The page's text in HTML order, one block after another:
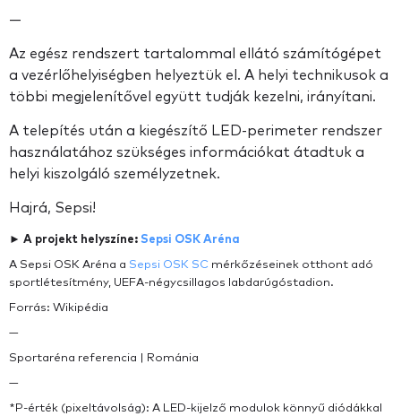
—
Az egész rendszert tartalommal ellátó számítógépet
a vezérlőhelyiségben helyeztük el. A helyi technikusok a
többi megjelenítővel együtt tudják kezelni, irányítani.
A telepítés után a kiegészítő LED-perimeter rendszer
használatához szükséges információkat átadtuk a
helyi kiszolgáló személyzetnek.
Hajrá, Sepsi!
► A projekt helyszíne: Sepsi OSK Aréna
A Sepsi OSK Aréna a Sepsi OSK SC mérkőzéseinek otthont adó
sportlétesítmény, UEFA-négycsillagos labdarúgóstadion.
Forrás: Wikipédia
—
Sportaréna referencia | Románia
—
*P-érték (pixeltávolság): A LED-kijelző modulok könnyű diódákkal